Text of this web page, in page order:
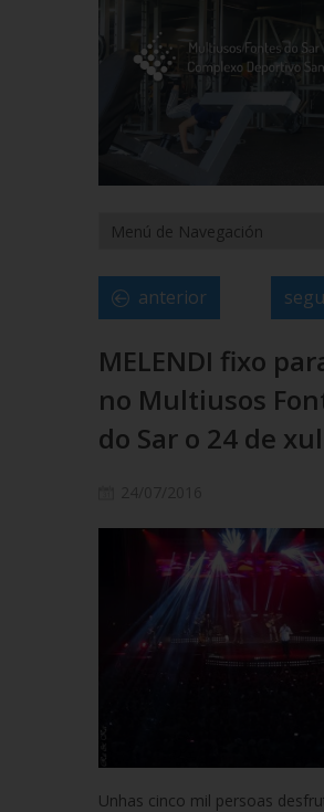
anterior
MELENDI fixo
no Multiusos
do Sar o 24 de
Unhas cinco mil persoas